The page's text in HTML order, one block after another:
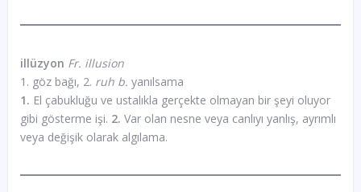
illüzyon Fr. illusion
1. göz bağı, 2. ruh b. yanılsama
1. El çabukluğu ve ustalıkla gerçekte olmayan bir şeyi oluyor
gibi gösterme işi. 2. Var olan nesne veya canlıyı yanlış, ayrımlı
veya değişik olarak algılama.